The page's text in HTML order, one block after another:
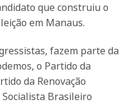
que construiu o
em Manaus.
fazem parte da
o Partido da
da Renovação
Socialista Brasileiro